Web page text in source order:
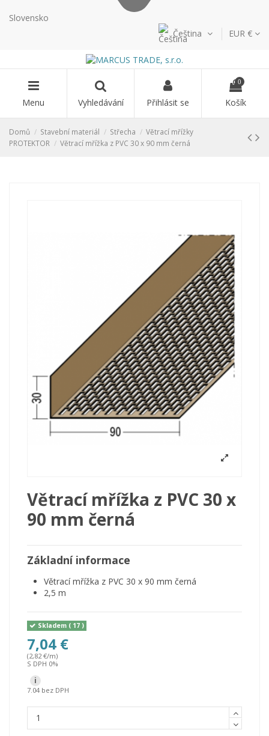
Slovensko
Čeština
EUR €
Menu Vyhledávání Přihlásit se
0
Košík
Domů Stavební materiál Střecha
Větrací mřížky
PROTEKTOR
Větrací mřížka z PVC 30 x 90 mm černá
Větrací mřížka z PVC 30 x
90 mm černá
Základní informace
Větrací mřížka z PVC 30 x 90 mm černá
2,5 m
Skladem ( 17 )
7,04 €
(2,82 €/m)
S DPH 0%
i
7.04 bez DPH